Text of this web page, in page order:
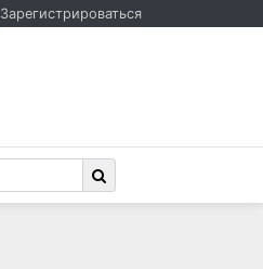
Зарегистрироваться